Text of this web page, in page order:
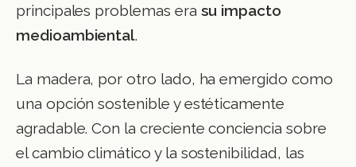
principales problemas era su impacto
medioambiental.
La madera, por otro lado, ha emergido como
una opción sostenible y estéticamente
agradable. Con la creciente conciencia sobre
el cambio climático y la sostenibilidad, las